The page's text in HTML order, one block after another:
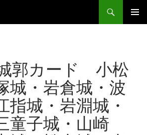
郭カード 小松
城・岩倉城・波
指城・岩淵城・
童子城・山崎